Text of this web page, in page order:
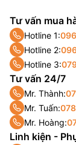
Tư vấn mua
Hotline 1:
Hotline 2:
Hotline 3:
Tư vấn 24/7
Mr. Thành:
Mr. Tuấn:
Mr. Hoàng:
Linh kiện -